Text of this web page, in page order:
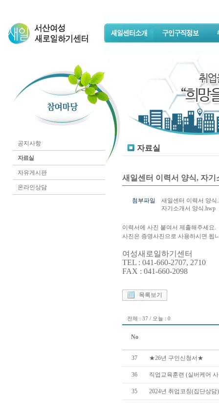
공지사항
자료실
자유게시판
온라인상담
자료실
새일센터 이력서 양식, 자기
첨부파일
새일센터 이력서 양식
자기소개서 양식.hwp
이력서에 사진 붙여서 제출해주세요.
사진은 증명사진으로 사용하시면 됩
여성새로일하기센터
TEL : 041-660-2707, 2710
FAX : 041-660-2098
목록보기
전체 : 37 / 오늘 : 0
No
37 ★26년 구인신청서★
36 직업교육훈련 (실버케어
35 2024년 취업코칭(집단상